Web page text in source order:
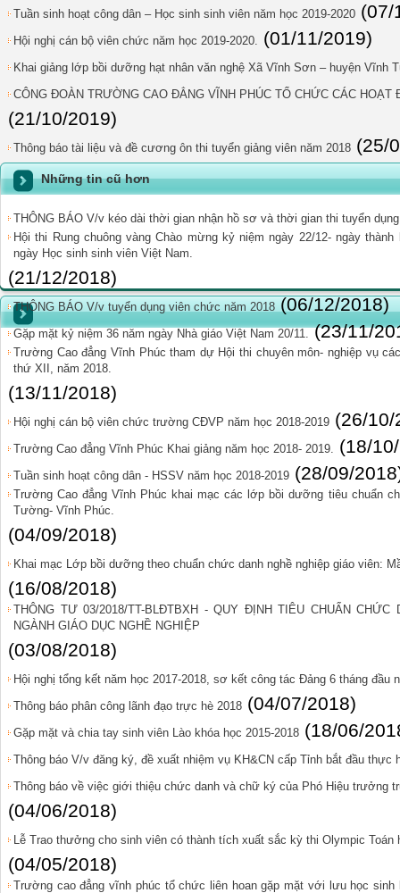
Tuần sinh hoạt công dân – Học sinh sinh viên năm học 2019-2020 (07/
Hội nghị cán bộ viên chức năm học 2019-2020. (01/11/2019)
Khai giảng lớp bồi dưỡng hạt nhân văn nghệ Xã Vĩnh Sơn – huyện Vĩnh
CÔNG ĐOÀN TRƯỜNG CAO ĐẲNG VĨNH PHÚC TỔ CHỨC CÁC HOẠT
(21/10/2019)
Thông báo tài liệu và đề cương ôn thi tuyển giảng viên năm 2018 (25/
Những tin cũ hơn
THÔNG BÁO V/v kéo dài thời gian nhận hồ sơ và thời gian thi tuyển
Hội thi Rung chuông vàng Chào mừng kỷ niệm ngày 22/12- ngày
ngày Học sinh sinh viên Việt Nam.
(21/12/2018)
THÔNG BÁO V/v tuyển dụng viên chức năm 2018 (06/12/2018)
Gặp mặt kỷ niệm 36 năm ngày Nhà giáo Việt Nam 20/11. (23/11/
Trường Cao đẳng Vĩnh Phúc tham dự Hội thi chuyên môn- nghiệp vụ
thứ XII, năm 2018.
(13/11/2018)
Hội nghị cán bộ viên chức trường CĐVP năm học 2018-2019 (26/10/
Trường Cao đẳng Vĩnh Phúc Khai giảng năm học 2018- 2019. (18/
Tuần sinh hoạt công dân - HSSV năm học 2018-2019 (28/09/
Trường Cao đẳng Vĩnh Phúc khai mạc các lớp bồi dưỡng tiêu chuẩn
Tường- Vĩnh Phúc.
(04/09/2018)
Khai mạc Lớp bồi dưỡng theo chuẩn chức danh nghề nghiệp giáo viên:
(16/08/2018)
THÔNG TƯ 03/2018/TT-BLĐTBXH - QUY ĐỊNH TIÊU CHUẨN CHỨC
NGÀNH GIÁO DỤC NGHỀ NGHIỆP
(03/08/2018)
Hội nghị tổng kết năm học 2017-2018, sơ kết công tác Đảng 6 tháng đầu
Thông báo phân công lãnh đạo trực hè 2018 (04/07/2018)
Gặp mặt và chia tay sinh viên Lào khóa học 2015-2018 (18/06/
Thông báo V/v đăng ký, đề xuất nhiệm vụ KH&CN cấp Tỉnh bắt đầu thực
Thông báo về việc giới thiệu chức danh và chữ ký của Phó Hiệu trưởng
(04/06/2018)
Lễ Trao thưởng cho sinh viên có thành tích xuất sắc kỳ thi Olympic Toán
(04/05/2018)
Trường cao đẳng vĩnh phúc tổ chức liên hoan gặp mặt với lưu học